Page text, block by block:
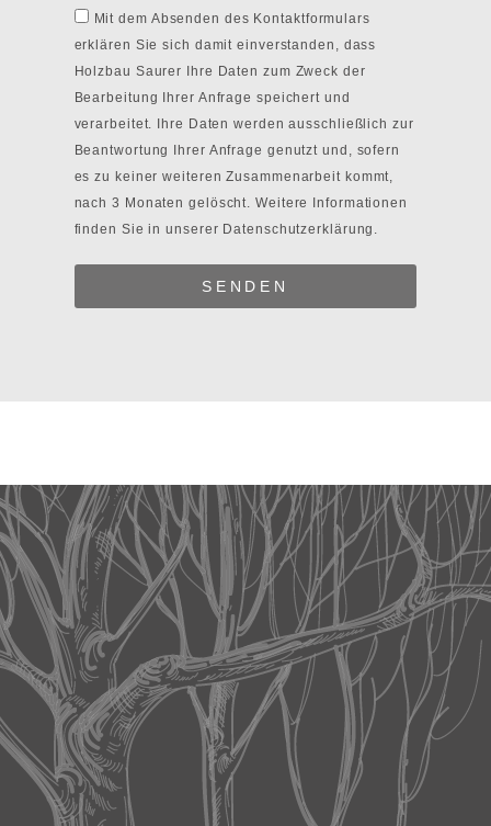
Mit dem Absenden des Kontaktformulars
erklären Sie sich damit einverstanden, dass
Holzbau Saurer Ihre Daten zum Zweck der
Bearbeitung Ihrer Anfrage speichert und
verarbeitet. Ihre Daten werden ausschließlich zur
Beantwortung Ihrer Anfrage genutzt und, sofern
es zu keiner weiteren Zusammenarbeit kommt,
nach 3 Monaten gelöscht. Weitere Informationen
finden Sie in unserer Datenschutzerklärung.
SENDEN